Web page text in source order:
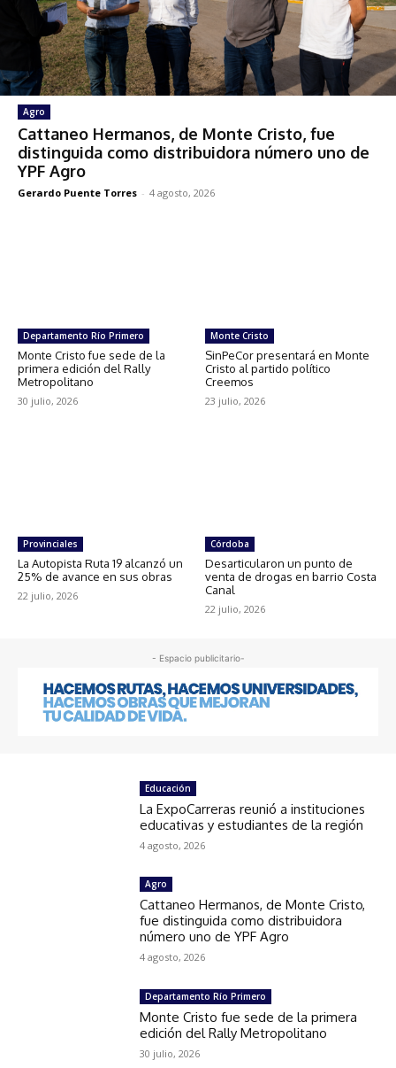
Agro
Cattaneo Hermanos, de Monte Cristo, fue
distinguida como distribuidora número uno de
YPF Agro
Gerardo Puente Torres - 4 agosto, 2026
Departamento Río Primero
Monte Cristo fue sede de la
primera edición del Rally
Metropolitano
30 julio, 2026
Monte Cristo
SinPeCor presentará en Monte
Cristo al partido político
Creemos
23 julio, 2026
Provinciales
La Autopista Ruta 19 alcanzó un
25% de avance en sus obras
22 julio, 2026
Córdoba
Desarticularon un punto de
venta de drogas en barrio Costa
Canal
22 julio, 2026
- Espacio publicitario-
Educación
La ExpoCarreras reunió a instituciones
educativas y estudiantes de la región
4 agosto, 2026
Agro
Cattaneo Hermanos, de Monte Cristo,
fue distinguida como distribuidora
número uno de YPF Agro
4 agosto, 2026
Departamento Río Primero
Monte Cristo fue sede de la primera
edición del Rally Metropolitano
30 julio, 2026